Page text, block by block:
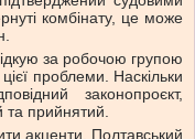
комбінату, це може
за робочою групою
проблеми. Наскільки
законопроєкт,
та прийнятий.
акценти. Полтавський